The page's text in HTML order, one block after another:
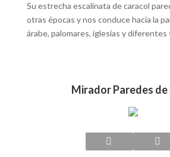
Su estrecha escalinata de caracol
otras épocas y nos conduce hacia la
árabe, palomares, iglesias y
Mirador Paredes de